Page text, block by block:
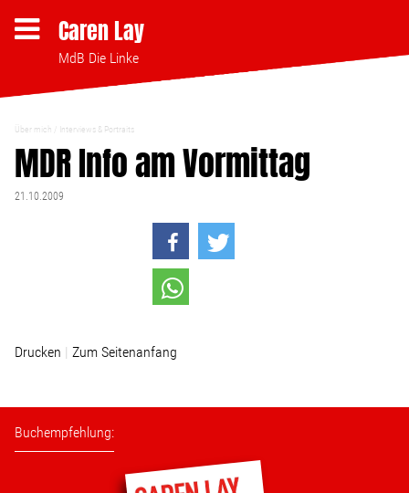
Caren Lay
MdB Die Linke
Themen
Clubsterben stoppen
Strukturwandel
Bodenpolitik
Linke Zukunftsdebatte
Sonstiges
Über mich Interviews & Portraits
MDR Info am Vormittag
21.10.2009
Drucken Zum Seitenanfang
Buchempfehlung: